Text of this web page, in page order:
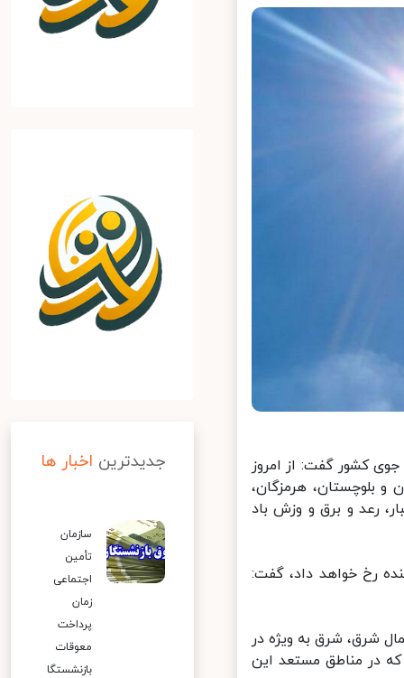
کشور گفت: از امروز
بلوچستان، هرمزگان،
رعد و برق و وزش باد
رخ خواهد داد، گفت:
شرق، شرق به ویژه در
در مناطق مستعد این
جدیدترین اخبار ها
سازمان
تأمین
اجتماعی
زمان
پرداخت
معوقات
بازنشستگا